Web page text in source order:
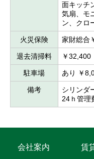
面キッチ
気扇、モ
ン、クロ
火災保険 家財総合
退去清掃料 ￥32,400
駐車場 あり ￥
備考
シリンダ
24ｈ管理
会社案内 賃